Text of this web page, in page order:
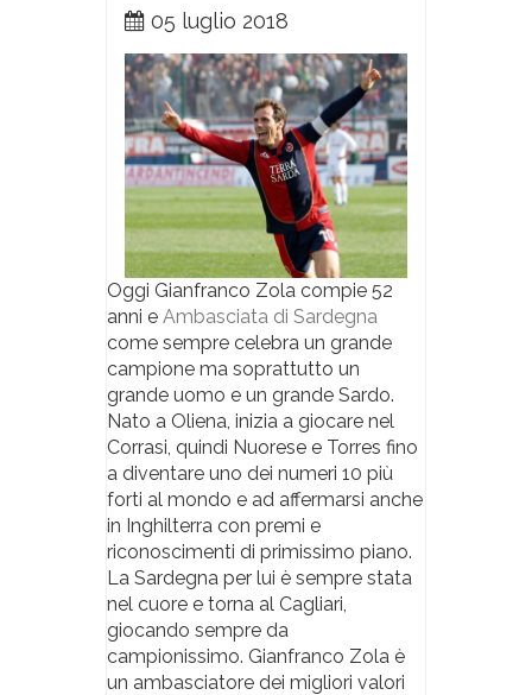
05 luglio 2018
Oggi Gianfranco Zola compie 52
anni e Ambasciata di Sardegna
come sempre celebra un grande
campione ma soprattutto un
grande uomo e un grande Sardo.
Nato a Oliena, inizia a giocare nel
Corrasi, quindi Nuorese e Torres fino
a diventare uno dei numeri 10 più
forti al mondo e ad affermarsi anche
in Inghilterra con premi e
riconoscimenti di primissimo piano.
La Sardegna per lui è sempre stata
nel cuore e torna al Cagliari,
giocando sempre da
campionissimo. Gianfranco Zola è
un ambasciatore dei migliori valori